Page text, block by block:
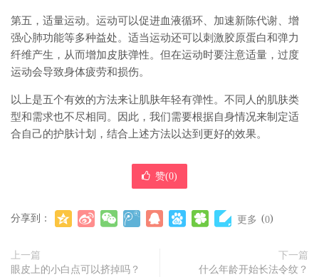
第五，适量运动。运动可以促进血液循环、加速新陈代谢、增
强心肺功能等多种益处。适当运动还可以刺激胶原蛋白和弹力
纤维产生，从而增加皮肤弹性。但在运动时要注意适量，过度
运动会导致身体疲劳和损伤。
以上是五个有效的方法来让肌肤年轻有弹性。不同人的肌肤类
型和需求也不尽相同。因此，我们需要根据自身情况来制定适
合自己的护肤计划，结合上述方法以达到更好的效果。
赞(0)
分享到： 更多 (0)
上一篇
眼皮上的小白点可以挤掉吗？
下一篇
什么年龄开始长法令纹？